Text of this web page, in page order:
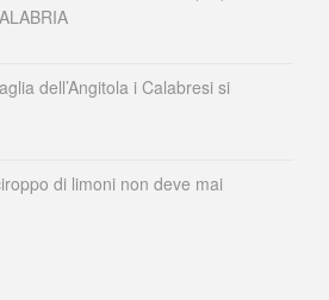
dell’Angitola i Calabresi si
di limoni non deve mai